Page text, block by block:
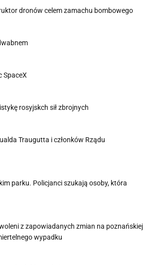
dronów celem zamachu bombowego
SpaceX
rosyjskch sił zbrojnych
Traugutta i członków Rządu
parku. Policjanci szukają osoby, która
z zapowiadanych zmian na poznańskiej
wypadku